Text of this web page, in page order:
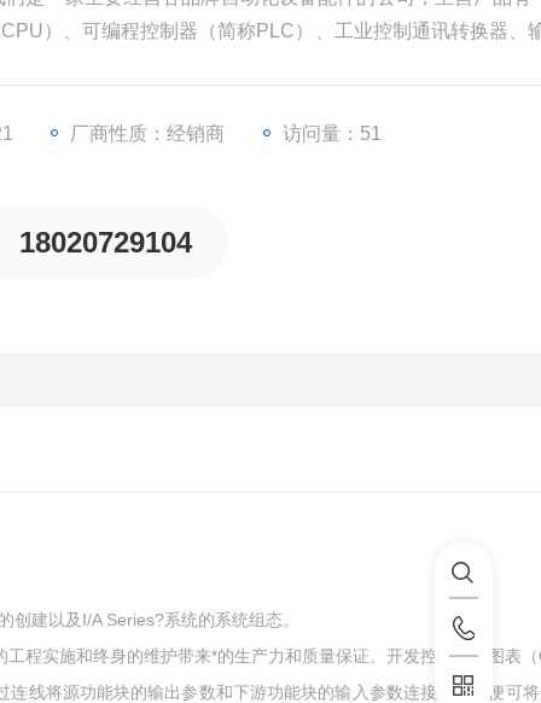
）、可编程控制器（简称PLC）、工业控制通讯转换器、
厂商性质：经销商 访问量：51
18020729104
建以及I/A Series?系统的系统组态。
程实施和终身的维护带来*的生产力和质量保证。开发控制策略图表
线将源功能块的输出参数和下游功能块的输入参数连接起来，便可